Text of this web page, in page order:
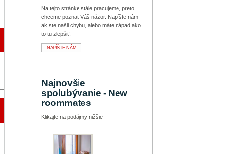
Na tejto stránke stále pracujeme, preto
chceme poznať Váš názor. Napíšte nám
ak ste našli chybu, alebo máte nápad ako
to tu zlepšiť.
NAPÍŠTE NÁM
Najnovšie
spolubývanie - New
roommates
Klikajte na podájmy nižšie